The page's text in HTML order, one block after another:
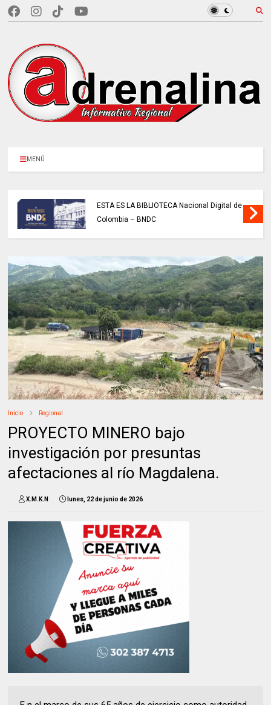
MENÚ
ESTA ES LA BIBLIOTECA Nacional Digital de
Colombia – BNDC
Inicio Regional
PROYECTO MINERO bajo
investigación por presuntas
afectaciones al río Magdalena.
X.M.K.N lunes, 22 de junio de 2026